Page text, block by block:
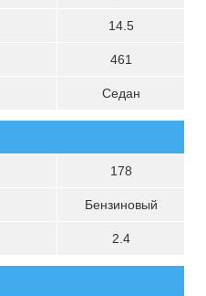
14.5
461
Седан
178
Бензиновый
2.4